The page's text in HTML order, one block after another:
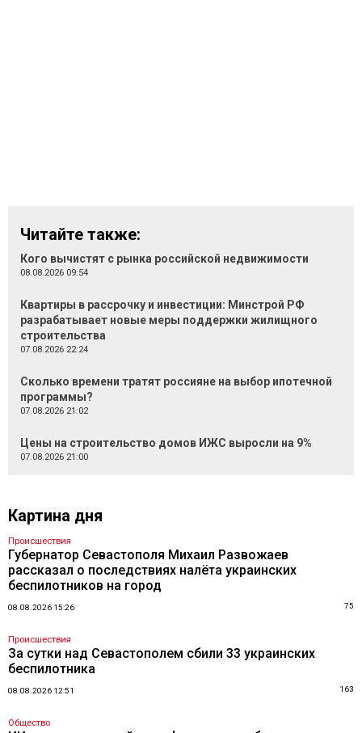
Читайте также:
Кого вычистят с рынка российской недвижимости
08.08.2026 09:54
Квартиры в рассрочку и инвестиции: Минстрой РФ
разрабатывает новые меры поддержки жилищного
строительства
07.08.2026 22:24
Сколько времени тратят россияне на выбор ипотечной
программы?
07.08.2026 21:02
Цены на строительство домов ИЖС выросли на 9%
07.08.2026 21:00
Картина дня
Происшествия
Губернатор Севастополя Михаил Развожаев
рассказал о последствиях налёта украинских
беспилотников на город
08.08.2026 15:26 75
Происшествия
За сутки над Севастополем сбили 33 украинских
беспилотника
08.08.2026 12:51 163
Общество